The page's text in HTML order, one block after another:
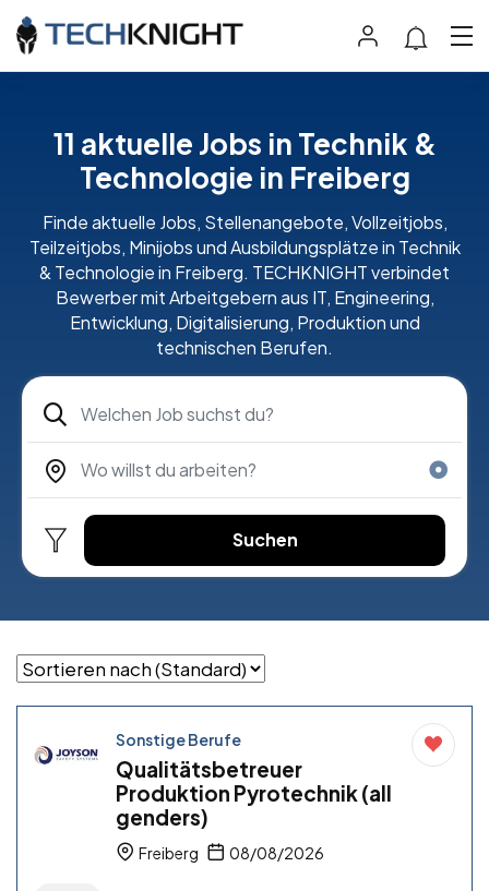
11 aktuelle Jobs in Technik &
Technologie in Freiberg
Finde aktuelle Jobs, Stellenangebote, Vollzeitjobs,
Teilzeitjobs, Minijobs und Ausbildungsplätze in Technik
& Technologie in Freiberg. TECHKNIGHT verbindet
Bewerber mit Arbeitgebern aus IT, Engineering,
Entwicklung, Digitalisierung, Produktion und
technischen Berufen.
Suchen
Sonstige Berufe
Qualitätsbetreuer
Produktion Pyrotechnik (all
genders)
Freiberg 08/08/2026